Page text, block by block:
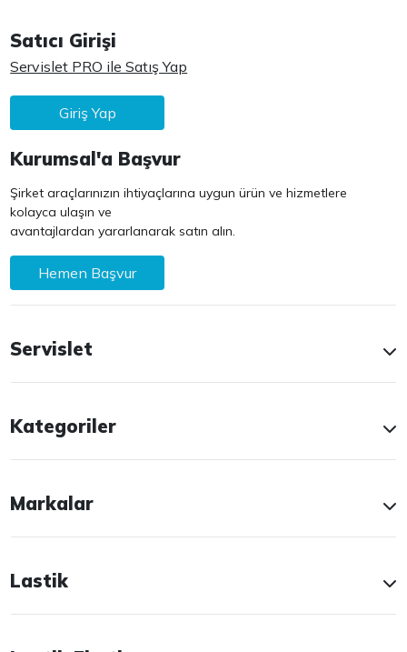
Satıcı Girişi
Servislet PRO ile Satış Yap
Giriş Yap
Kurumsal'a Başvur
Şirket araçlarınızın ihtiyaçlarına uygun ürün ve hizmetlere
kolayca ulaşın ve
avantajlardan yararlanarak satın alın.
Hemen Başvur
Servislet
Kategoriler
Markalar
Lastik